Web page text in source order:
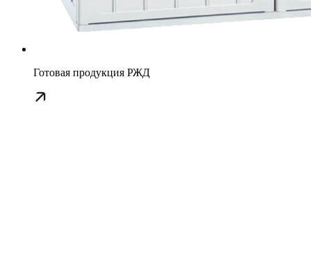
Готовая продукция РЖД